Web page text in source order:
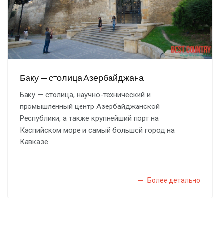
Баку — столица Азербайджана
Баку — столица, научно-технический и
промышленный центр Азербайджанской
Республики, а также крупнейший порт на
Каспийском море и самый большой город на
Кавказе.
Более детально